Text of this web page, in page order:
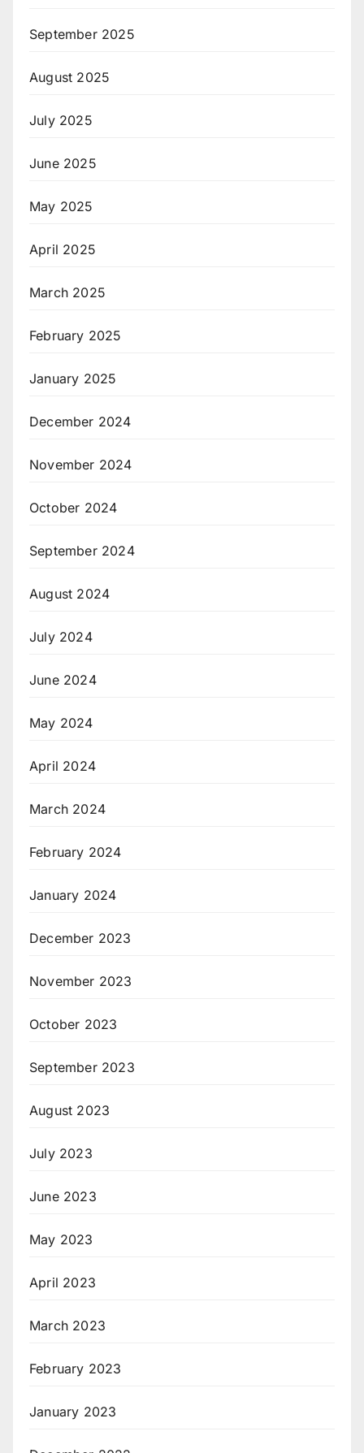
September 2025
August 2025
July 2025
June 2025
May 2025
April 2025
March 2025
February 2025
January 2025
December 2024
November 2024
October 2024
September 2024
August 2024
July 2024
June 2024
May 2024
April 2024
March 2024
February 2024
January 2024
December 2023
November 2023
October 2023
September 2023
August 2023
July 2023
June 2023
May 2023
April 2023
March 2023
February 2023
January 2023